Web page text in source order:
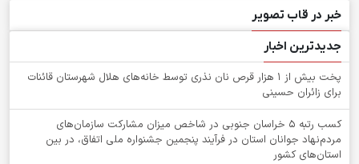
خبر در قاب تصویر
جدیدترین اخبار
پخت بیش از 1 هزار قرص نان نذری توسط خانه‌های هلال شهرستان قائنات
برای زائران حسینی
کسب رتبه ۵ خراسان جنوبی در شاخص میزان مشارکت سازمان‌های
مردم‌نهاد جوانان استان در فرآیند پنجمین جشنواره ملی اتفاق، در بین
استان‌های کشور